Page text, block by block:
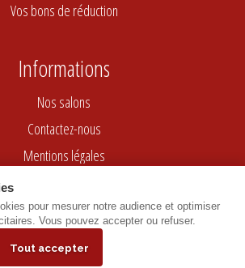
Vos bons de réduction
Informations
Nos salons
Contactez-nous
Mentions légales
générales de vente
pour mesurer notre audience et optimiser
Vous pouvez accepter ou refuser.
Tout accepter